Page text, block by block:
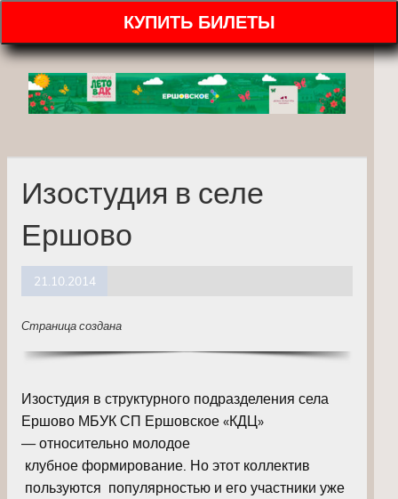
КУПИТЬ БИЛЕТЫ
Изостудия в селе
Ершово
21.10.2014
Страница создана
Изостудия в структурного подразделения села
Ершово МБУК СП Ершовское «КДЦ»
— относительно молодое
клубное формирование. Но этот коллектив
пользуются популярностью и его участники уже